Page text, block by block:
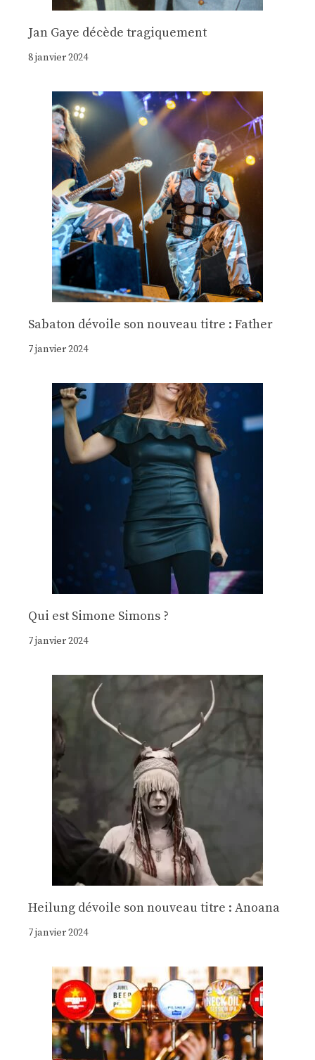
Jan Gaye décède tragiquement
8 janvier 2024
Sabaton dévoile son nouveau titre : Father
7 janvier 2024
Qui est Simone Simons ?
7 janvier 2024
Heilung dévoile son nouveau titre : Anoana
7 janvier 2024